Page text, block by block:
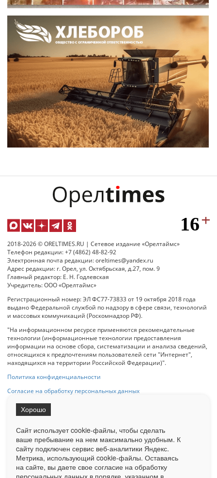
2018-2026 © ORELTIMES.RU | Сетевое издание «Орелтаймс»
Телефон редакции: +7 (4862) 48-82-92
Электронная почта редакции: oreltimes@yandex.ru
Адрес редакции: г. Орел, ул. Октябрьская, д.27, пом. 9
Главный редактор: Е. Н. Годлевская
Учредитель: ООО «Орелтаймс»
Регистрационный номер: ЭЛ ФС77-73833 от 19 октября 2018 года
выдано Федеральной службой по надзору в сфере связи, технологий
и массовых коммуникаций (Роскомнадзор РФ).
"На информационном ресурсе применяются рекомендательные
технологии (информационные технологии предоставления
информации на основе сбора, систематизации и анализа сведений,
относящихся к предпочтениям пользователей сети "Интернет",
находящихся на территории Российской Федерации)".
Политика конфиденциальности
Согласие на обработку персональных данных
на Сетевое издание «ОрелТаймс» обязательна.
Ограниченная статистика посещаемости доступна на сайте
Liveinternet.ru . Подробная статистика для рекламодателей по запросу
у менеджера.
Сайт использует cookie-файлы, чтобы сделать
ваше пребывание на нем максимально удобным. К
cайту подключен сервис веб-аналитики Яндекс.
Метрика, использующий cookie-файлы. Оставаясь
на сайте, вы даете свое согласие на обработку
персональных данных в порядке, указанном в
Хорошо